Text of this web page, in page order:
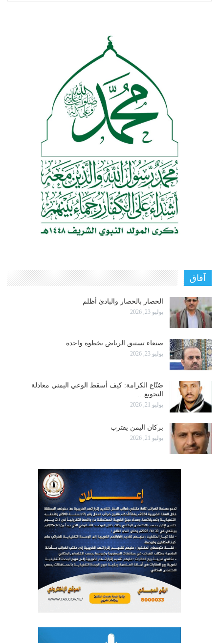
آفاق
الحصار بالحصار والبادئ أظلم
يوليو 23, 2026
صنعاء تستبق الرياض بخطوة واحدة
يوليو 23, 2026
صُنّاع الكرامة: كيف أسقط الوعي اليمني معادلة
التجويع…
يوليو 21, 2026
بركان اليمن يقترب
يوليو 21, 2026